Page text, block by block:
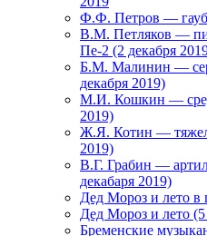
Ф.Ф. Петров —
В.М. Петляков —
Пе-2 (2 декабря
Б.М. Малинин —
декабря 2019)
М.И. Кошкин —
2019)
Ж.Я. Котин —
2019)
В.Г. Грабин —
декабаря 2019)
Дед Мороз и лето в
Дед Мороз и лето
Бременские